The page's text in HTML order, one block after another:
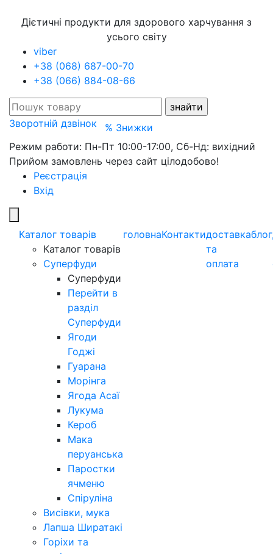
Дієтичні продукти для здорового харчування з
усього світу
viber
+38 (068) 687-00-70
+38 (066) 884-08-66
Зворотній дзвінок
% Знижки
Режим работи: Пн-Пт 10:00-17:00, Сб-Нд: вихідний
Прийом замовлень через сайт цілодобово!
Реєстрація
Вхід
Каталог товарів
Каталог товарів
Суперфуди
Суперфуди
Перейти в
разділ
Суперфуди
Ягоди
Годжі
Гуарана
Морінга
Ягода Асаї
Лукума
Кероб
Мака
перуанська
Паростки
ячменю
Спіруліна
Висівки, мука
Лапша Ширатакі
Горіхи та
головнаКонтактидоставка
та
оплата
блог